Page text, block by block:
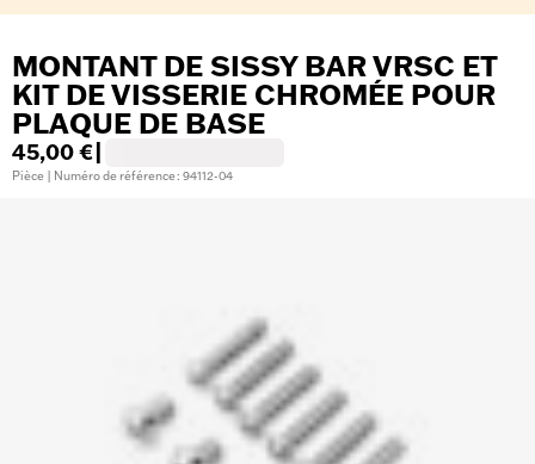
MONTANT DE SISSY BAR VRSC ET
KIT DE VISSERIE CHROMÉE POUR
PLAQUE DE BASE
45,00 €
Pièce | Numéro de référence : 94112-04